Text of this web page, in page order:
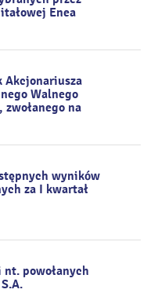
Enea
Akcjonariusza
Walnego
zwołanego na
wyników
za I kwartał
powołanych